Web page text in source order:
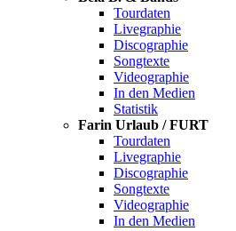
Tourdaten
Livegraphie
Discographie
Songtexte
Videographie
In den Medien
Statistik
Farin Urlaub / FURT
Tourdaten
Livegraphie
Discographie
Songtexte
Videographie
In den Medien